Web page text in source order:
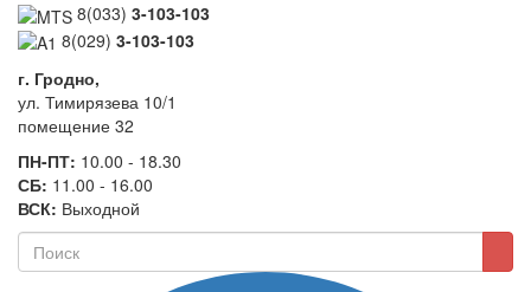
8(033) 3-103-103
8(029) 3-103-103
г. Гродно,
ул. Тимирязева 10/1
помещение 32
ПН-ПТ: 10.00 - 18.30
СБ: 11.00 - 16.00
ВСК: Выходной